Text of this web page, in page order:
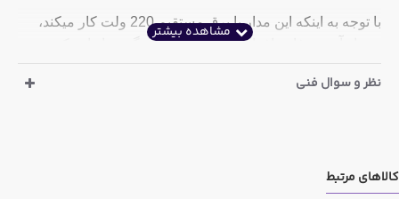
با توجه به اینکه این مدار با برق مستقیم 220 ولت کار میکند،
مونتاژ آن صرفا به افراد باتجربه پیشنهاد میگردد. از این کیت
نظر و سوال فنی
کالاهای مرتبط